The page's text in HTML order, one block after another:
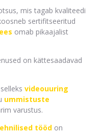
mis tagab kvaliteedi
sertifitseeritud
omab pikaajalist
on kättesaadavad
videouuring
ummistuste
varustus.
tööd on